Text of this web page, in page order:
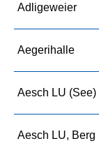
Adligeweier
Aegerihalle
Aesch LU (See)
Aesch LU, Berg